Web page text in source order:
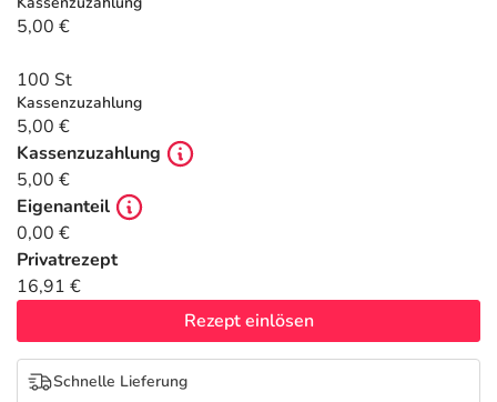
Tierapotheke
Vitamine & Mineralstoffe
Marken
Salus Deals
5,00 €
100 St
Kassenzuzahlung
5,00 €
Kassenzuzahlung
5,00 €
Eigenanteil
0,00 €
Privatrezept
16,91 €
Rezept einlösen
Schnelle Lieferung